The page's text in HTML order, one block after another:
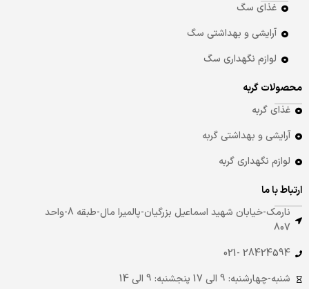
غذای سگ
آرایشی و بهداشتی سگ
لوازم نگهداری سگ
محصولات گربه
غذای گربه
آرایشی و بهداشتی گربه
لوازم نگهداری گربه
ارتباط با ما
نارمک-خیابان شهید اسماعیل بزرگیان-پالمیرا مال-طبقه 8-واحد
807
28424594 -021
شنبه-چهارشنبه: 9 الی 17 پنجشنبه: 9 الی 14